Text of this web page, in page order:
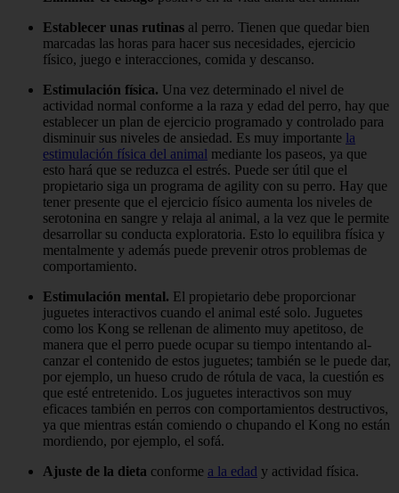
Establecer unas rutinas al perro. Tienen que quedar bien
marcadas las horas para hacer sus necesidades, ejercicio
físico, juego e interacciones, comida y descanso.
Estimulación física. Una vez determinado el nivel de
actividad normal conforme a la raza y edad del perro, hay que
establecer un plan de ejercicio programado y controlado para
disminuir sus niveles de ansiedad. Es muy importante la
estimulación física del animal mediante los paseos, ya que
esto hará que se reduzca el estrés. Puede ser útil que el
propietario siga un programa de agility con su perro. Hay que
tener presente que el ejercicio físico aumenta los niveles de
serotonina en sangre y relaja al animal, a la vez que le permite
desarrollar su conducta exploratoria. Esto lo equilibra física y
mentalmente y además puede prevenir otros problemas de
comportamiento.
Estimulación mental. El propietario debe proporcionar
juguetes interactivos cuando el animal esté solo. Juguetes
como los Kong se rellenan de alimento muy apetitoso, de
manera que el perro puede ocupar su tiempo intentando al­
canzar el contenido de estos juguetes; también se le puede dar,
por ejemplo, un hueso crudo de rótula de vaca, la cuestión es
que esté entretenido. Los juguetes interactivos son muy
eficaces también en perros con comportamien­tos destructivos,
ya que mientras están comiendo o chupando el Kong no es­tán
mordiendo, por ejemplo, el sofá.
Ajuste de la dieta conforme a la edad y actividad física.